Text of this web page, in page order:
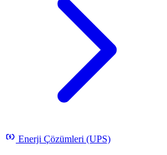
Enerji Çözümleri (UPS)